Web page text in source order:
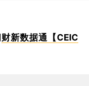
财新数据通【CEIC